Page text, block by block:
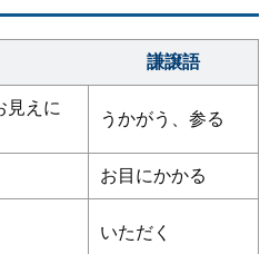
謙譲語
見えに
うかがう、参る
お目にかかる
いただく